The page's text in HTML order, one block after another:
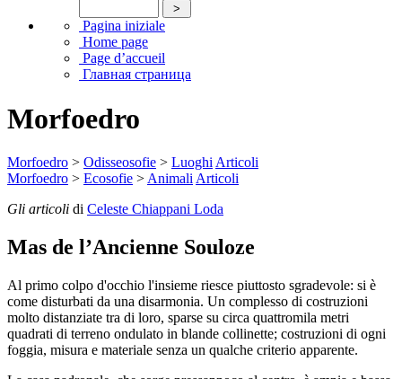
Pagina iniziale
Home page
Page d’accueil
Главная страница
Morfoedro
Morfoedro > Odisseosofie > Luoghi Articoli
Morfoedro > Ecosofie > Animali Articoli
Gli articoli di Celeste Chiappani Loda
Mas de l’Ancienne Souloze
Al primo colpo d'occhio l'insieme riesce piuttosto sgradevole: si è
come disturbati da una disarmonia. Un complesso di costruzioni
molto distanziate tra di loro, sparse su circa quattromila metri
quadrati di terreno ondulato in blande collinette; costruzioni di ogni
foggia, misura e materiale senza un qualche criterio apparente.